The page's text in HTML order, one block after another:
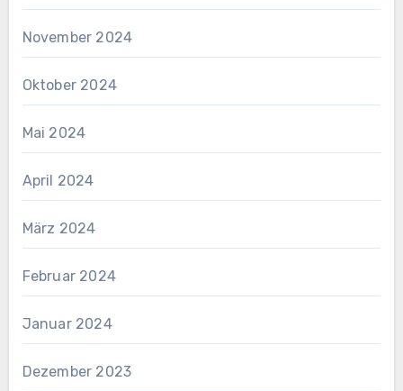
November 2024
Oktober 2024
Mai 2024
April 2024
März 2024
Februar 2024
Januar 2024
Dezember 2023